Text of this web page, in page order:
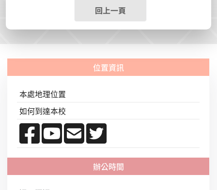
回上一頁
本處地理位置
如何到達本校